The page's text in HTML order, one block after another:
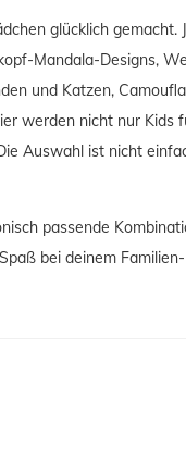
glücklich
Mandala-Designs,
und Katzen,
werden nicht nur Kids
Auswahl ist nicht
passende
bei deinem